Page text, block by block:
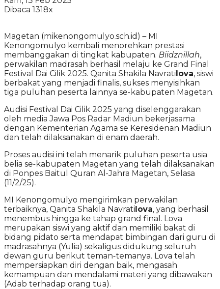
Dibaca 1318x
Magetan (mikenongomulyo.sch.id) – MI
Kenongomulyo kembali menorehkan prestasi
membanggakan di tingkat kabupaten. Biidznillah,
perwakilan madrasah berhasil melaju ke Grand Final
Festival Dai Cilik 2025. Qanita Shakila Navratilova, siswi
berbakat yang menjadi finalis, sukses menyisihkan
tiga puluhan peserta lainnya se-kabupaten Magetan.
Audisi Festival Dai Cilik 2025 yang diselenggarakan
oleh media Jawa Pos Radar Madiun bekerjasama
dengan Kementerian Agama se Keresidenan Madiun
dan telah dilaksanakan di enam daerah.
Proses audisi ini telah menarik puluhan peserta usia
belia se-kabupaten Magetan yang telah dilaksanakan
di Ponpes Baitul Quran Al-Jahra Magetan, Selasa
(11/2/25).
MI Kenongomulyo mengirimkan perwakilan
terbaiknya, Qanita Shakila Navratilova, yang berhasil
menembus hingga ke tahap grand final. Lova
merupakan siswi yang aktif dan memiliki bakat di
bidang pidato serta mendapat bimbingan dari guru di
madrasahnya (Yulia) sekaligus didukung seluruh
dewan guru berikut teman-temanya. Lova telah
mempersiapkan diri dengan baik, mengasah
kemampuan dan mendalami materi yang dibawakan
(Adab terhadap orang tua).